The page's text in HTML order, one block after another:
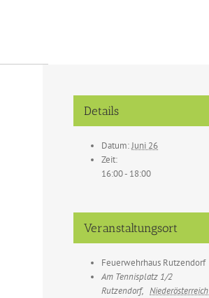
Details
Datum:Juni 26
Zeit:
16:00 - 18:00
Veranstaltungsort
Feuerwehrhaus Rutzendorf
Am Tennisplatz 1/2
Rutzendorf, Niederösterreich